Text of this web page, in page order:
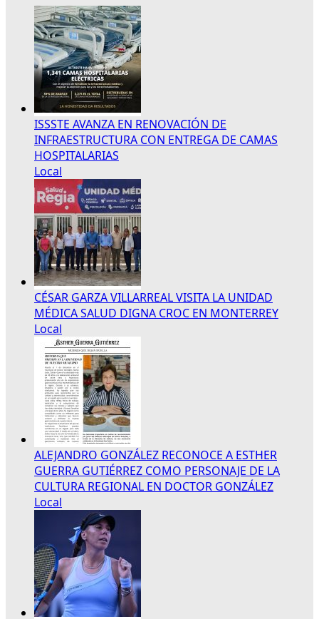
ISSSTE AVANZA EN RENOVACIÓN DE
INFRAESTRUCTURA CON ENTREGA DE CAMAS
HOSPITALARIAS
Local
CÉSAR GARZA VILLARREAL VISITA LA UNIDAD
MÉDICA SALUD DIGNA CROC EN MONTERREY
Local
ALEJANDRO GONZÁLEZ RECONOCE A ESTHER
GUERRA GUTIÉRREZ COMO PERSONAJE DE LA
CULTURA REGIONAL EN DOCTOR GONZÁLEZ
Local